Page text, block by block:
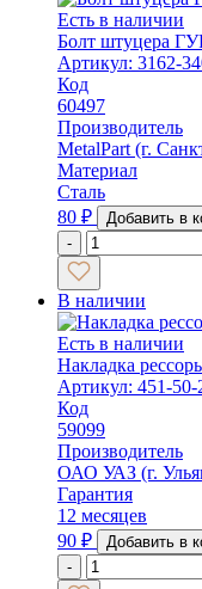
Есть в наличии
Болт штуцера
Артикул: 3162-
Код
60497
Производитель
MetalPart (г.
Материал
Сталь
80 ₽
Добавить в
-
В наличии
Есть в наличии
Накладка
Артикул: 451-50-
Код
59099
Производитель
ОАО УАЗ (г.
Гарантия
12 месяцев
90 ₽
Добавить в
-